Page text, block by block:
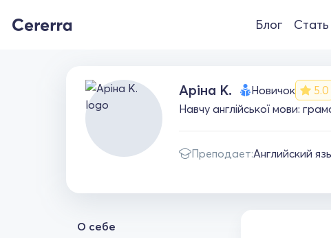
Блог
Аріна К. Новичок
5.0
Навчу англійської мови:
Преподает:Английский
О себе